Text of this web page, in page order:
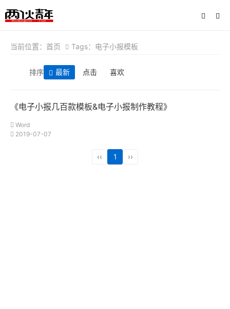
当前位置： 首页 Tags：电子小报模板
排序 最新 点击 喜欢
《电子小报几百款模板&电子小报制作教程》
Word
2019-07-07
‹‹ 1 ››